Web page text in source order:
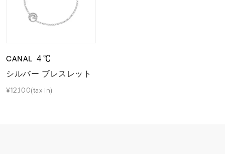
CANAL ４℃
シルバー ブレスレット
¥12,100(tax in)